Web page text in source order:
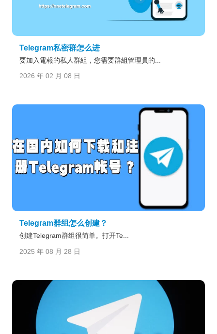
Telegram私密群怎么进
要加入電報的私人群組，您需要群組管理員的...
2026 年 02 月 08 日
Telegram群组怎么创建？
创建Telegram群组很简单。打开Te...
2025 年 08 月 28 日